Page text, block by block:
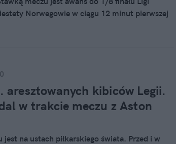
Norwegowie w ciągu 12 minut pierwszej
aresztowanych kibiców Legii.
w trakcie meczu z Aston
jest na ustach piłkarskiego świata. Przed i w